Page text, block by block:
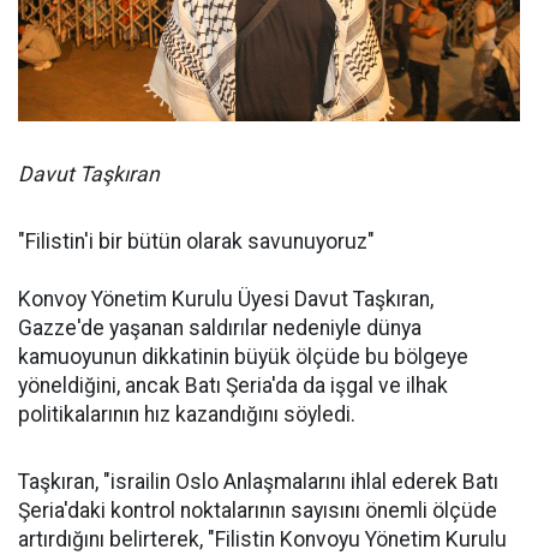
Davut Taşkıran
"Filistin'i bir bütün olarak savunuyoruz"
Konvoy Yönetim Kurulu Üyesi Davut Taşkıran,
Gazze'de yaşanan saldırılar nedeniyle dünya
kamuoyunun dikkatinin büyük ölçüde bu bölgeye
yöneldiğini, ancak Batı Şeria'da da işgal ve ilhak
politikalarının hız kazandığını söyledi.
Taşkıran, "israilin Oslo Anlaşmalarını ihlal ederek Batı
Şeria'daki kontrol noktalarının sayısını önemli ölçüde
artırdığını belirterek, "Filistin Konvoyu Yönetim Kurulu